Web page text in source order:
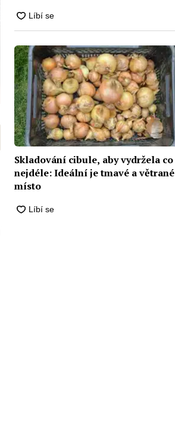
Skladování cibule, aby vydržela co
nejdéle: Ideální je tmavé a větrané
místo